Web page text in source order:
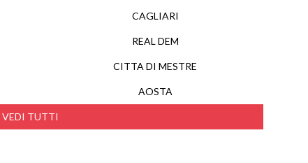
VEDI TUTTI
CAGLIARI
REAL DEM
CITTA DI MESTRE
AOSTA